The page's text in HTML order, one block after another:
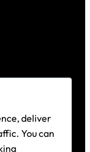
deliver
You can